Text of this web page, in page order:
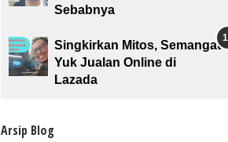
Sebabnya
Singkirkan Mitos, Semangat
Yuk Jualan Online di
Lazada
Arsip Blog